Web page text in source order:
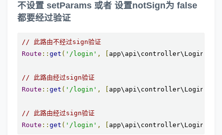
不设置 setParams 或者 设置notSign为 false
都要经过验证
// 此路由不经过sign验证
Route :: get ( '/login' ,
// 此路由经过sign验证
Route :: get ( '/login' ,
// 此路由经过sign验证
Route :: get ( '/login' ,